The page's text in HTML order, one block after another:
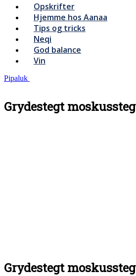
Menu
Opskrifter
Hjemme hos Aanaa
Tips og tricks
Neqi
God balance
Vin
Pipaluk
Grydestegt moskussteg
Grydestegt moskussteg